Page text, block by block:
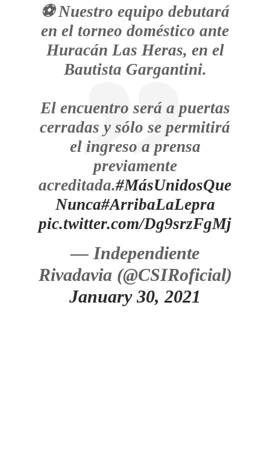
⚽ Nuestro equipo debutará
en el torneo doméstico ante
Huracán Las Heras, en el
Bautista Gargantini.
El encuentro será a puertas
cerradas y sólo se permitirá
el ingreso a prensa
previamente
acreditada.#MásUnidosQue
Nunca#ArribaLaLepra
pic.twitter.com/Dg9srzFgMj
— Independiente
Rivadavia (@CSIRoficial)
January 30, 2021